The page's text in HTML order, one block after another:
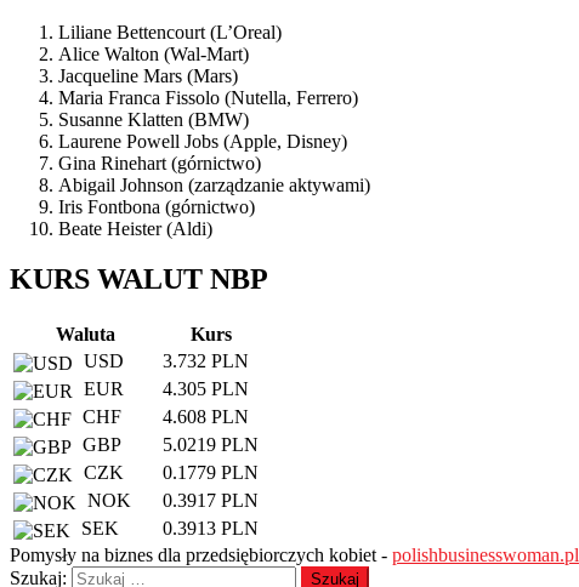
Liliane Bettencourt (L’Oreal)
Alice Walton (Wal-Mart)
Jacqueline Mars (Mars)
Maria Franca Fissolo (Nutella, Ferrero)
Susanne Klatten (BMW)
Laurene Powell Jobs (Apple, Disney)
Gina Rinehart (górnictwo)
Abigail Johnson (zarządzanie aktywami)
Iris Fontbona (górnictwo)
Beate Heister (Aldi)
KURS WALUT NBP
Waluta
Kurs
USD
3.732 PLN
EUR
4.305 PLN
CHF
4.608 PLN
GBP
5.0219 PLN
CZK
0.1779 PLN
NOK
0.3917 PLN
SEK
0.3913 PLN
Pomysły na biznes dla przedsiębiorczych kobiet - polishbusinesswoman.pl
Szukaj: